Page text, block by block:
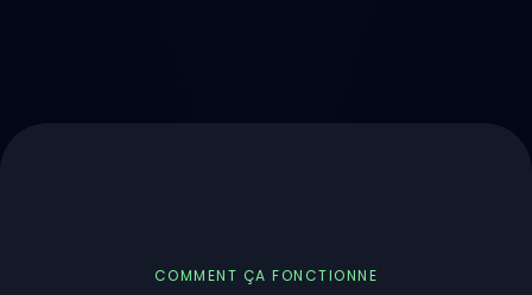
COMMENT ÇA FONCTIONNE